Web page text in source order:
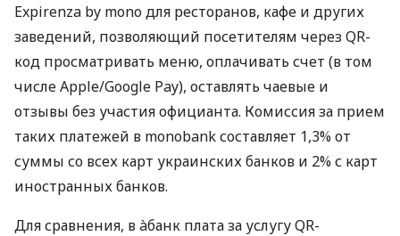
Expirenza by mono для ресторанов, кафе и других
заведений, позволяющий посетителям через QR-
код просматривать меню, оплачивать счет (в том
числе Apple/Google Pay), оставлять чаевые и
отзывы без участия официанта. Комиссия за прием
таких платежей в monobank составляет 1,3% от
суммы со всех карт украинских банков и 2% с карт
иностранных банков.
Для сравнения, в àбанк плата за услугу QR-